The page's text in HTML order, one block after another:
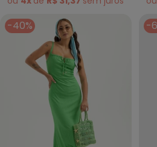
-40% -